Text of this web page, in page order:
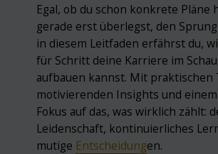
Egal, ob du schon konkrete Pläne
gerade erst überlegst, den
in diesem Leitfaden erfährst du,
für Schritt deine Karriere im
aufbauen kannst. Mit praktischen
motivierenden Insights und
Fokus auf das, was wirklich zählt:
Leidenschaft, kontinuierliches
mutige Entscheidungen.